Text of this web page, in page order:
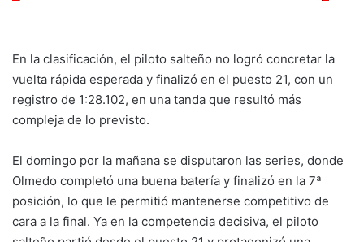
En la clasificación, el piloto salteño no logró concretar la
vuelta rápida esperada y finalizó en el puesto 21, con un
registro de 1:28.102, en una tanda que resultó más
compleja de lo previsto.
El domingo por la mañana se disputaron las series, donde
Olmedo completó una buena batería y finalizó en la 7ª
posición, lo que le permitió mantenerse competitivo de
cara a la final. Ya en la competencia decisiva, el piloto